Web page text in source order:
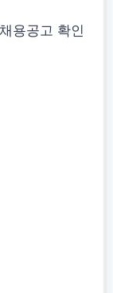
용공고 확인